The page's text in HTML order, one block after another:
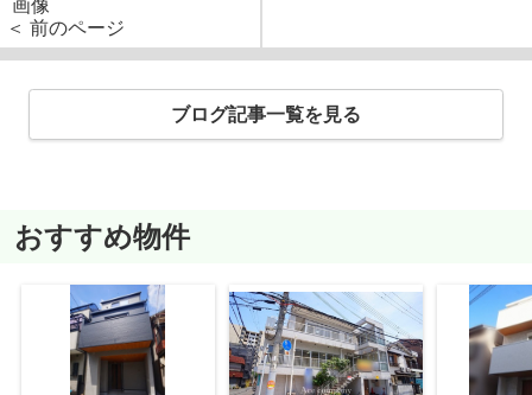
＜ 前のページ
ブログ記事一覧を見る
おすすめ物件